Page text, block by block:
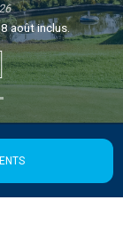
août inclus.